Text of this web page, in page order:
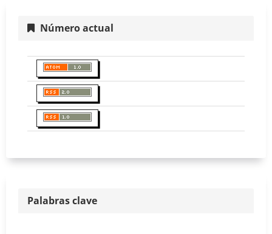
Número actual
Palabras clave